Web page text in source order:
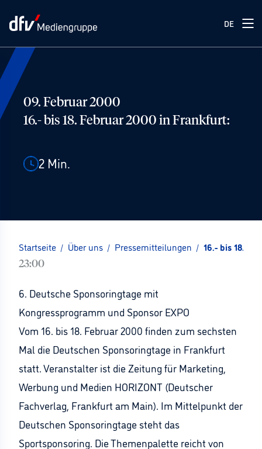
DE
09. Februar 2000
16.- bis 18. Februar 2000 in Frankfurt:
2 Min.
Startseite / Über uns / Pressemitteilungen / 16.- bis 18.
23:00
6. Deutsche Sponsoringtage mit
Kongressprogramm und Sponsor EXPO
Vom 16. bis 18. Februar 2000 finden zum sechsten
Mal die Deutschen Sponsoringtage in Frankfurt
statt. Veranstalter ist die Zeitung für Marketing,
Werbung und Medien HORIZONT (Deutscher
Fachverlag, Frankfurt am Main). Im Mittelpunkt der
Deutschen Sponsoringtage steht das
Sportsponsoring. Die Themenpalette reicht von